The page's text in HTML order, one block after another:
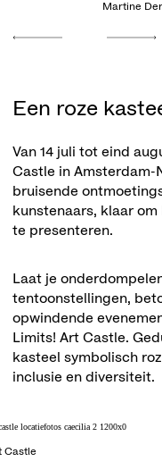
Martine
Een roze
Van 14 juli tot eind
Castle in Amsterdam-
bruisende
kunstenaars, klaar
te presenteren.
Laat je
tentoonstellingen,
opwindende
Limits! Art Castle.
kasteel symbolisch
inclusie en diversiteit.
Castle